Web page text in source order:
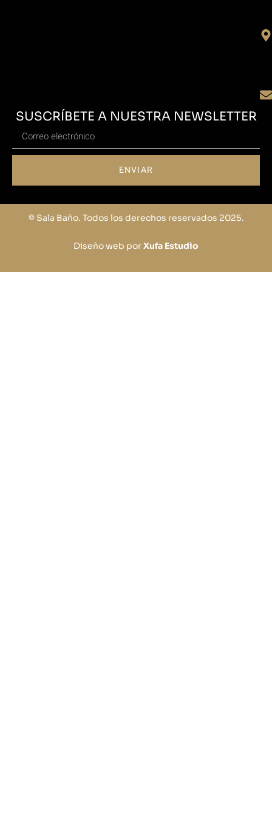
SUSCRÍBETE A NUESTRA NEWSLETTER
ENVIAR
© Sala Baño. Todos los derechos reservados 2025.
Diseño web porXufa Estudio